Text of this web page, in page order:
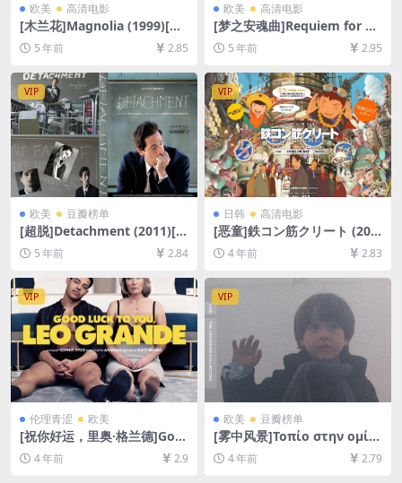
欧美 高清电影
[木兰花]Magnolia (1999)[百
度网盘+迅雷云盘资源1080P
超清未删减][MP4/10GB][中
英字幕]
5 年前 2.85
欧美 高清电影
[梦之安魂曲]Requiem for a
Dream (2000)[百度网盘+夸
克网盘+迅雷云盘资源1080P
超清未删减][MP4/6GB][中英
字幕]
5 年前 2.95
VIP
欧美 豆瓣榜单
[超脱]Detachment (2011)[百
度网盘+迅雷云盘资源1080P
超清未删减][MP4/6.2GB][中
英字幕]
5 年前 2.84
VIP
日韩 高清电影
[恶童]鉄コン筋クリート (200
6)[百度网盘+迅雷云盘资源10
80P超清未删减][MP4/6.8GB]
[日语中字]
4 年前 2.83
VIP
伦理青涩 欧美
[祝你好运，里奥·格兰德]Goo
d Luck to You, Leo Grande
(2022)[百度网盘+迅雷云盘资
4 年前 2.9
VIP
欧美 豆瓣榜单
[雾中风景]Τοπίο στην ομίχ
λη (1988)[百度网盘+迅雷云
盘资源1080P超清][MP4/7.7G
4 年前 2.79